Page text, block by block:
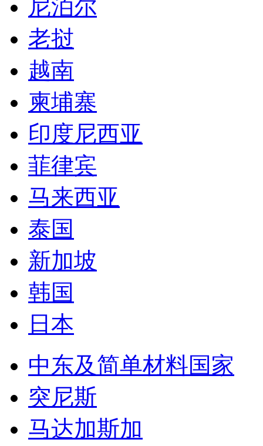
尼泊尔
老挝
越南
柬埔寨
印度尼西亚
菲律宾
马来西亚
泰国
新加坡
韩国
日本
中东及简单材料国家
突尼斯
马达加斯加